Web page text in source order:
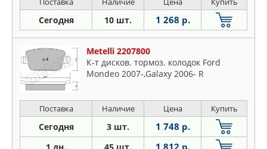
Сегодня 10 шт. 1 268 р.
Metelli 2207800
К-т дисков. тормоз. колодок Ford
Mondeo 2007-,Galaxy 2006- R
Поставка Наличие Цена Купить
Сегодня 3 шт. 1 748 р.
1 812 р.